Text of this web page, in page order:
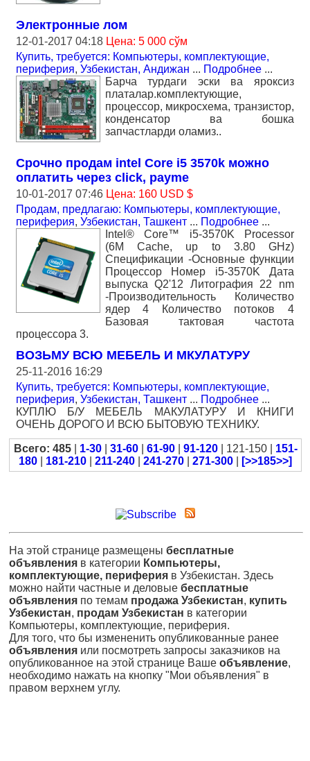
Электронные лом
12-01-2017 04:18 Цена: 5 000 сўм
Купить, требуется: Компьютеры, комплектующие,
периферия, Узбекистан, Андижан ... Подробнее ...
Барча турдаги эски ва яроксиз
платалар.комплектующие,
процессор, микросхема, транзистор,
конденсатор ва бошка
запчастларди оламиз..
Срочно продам intel Core i5 3570k можно
оплатить через click, payme
10-01-2017 07:46 Цена: 160 USD $
Продам, предлагаю: Компьютеры, комплектующие,
периферия, Узбекистан, Ташкент ... Подробнее ...
Intel® Core™ i5-3570K Processor
(6M Cache, up to 3.80 GHz)
Спецификации -Основные функции
Процессор Номер i5-3570K Дата
выпуска Q2'12 Литография 22 nm
-Производительность Количество
ядер 4 Количество потоков 4
Базовая тактовая частота
процессора 3.
ВОЗЬМУ ВСЮ МЕБЕЛЬ И МКУЛАТУРУ
25-11-2016 16:29
Купить, требуется: Компьютеры, комплектующие,
периферия, Узбекистан, Ташкент ... Подробнее ...
КУПЛЮ Б/У МЕБЕЛЬ МАКУЛАТУРУ И КНИГИ
ОЧЕНЬ ДОРОГО И ВСЮ БЫТОВУЮ ТЕХНИКУ.
Всего: 485| 1-30| 31-60| 61-90| 91-120| 121-150 | 151-
180
181-210 211-240 241-270 271-300 [>>185>>]
На этой странице размещены бесплатные
объявления в категории Компьютеры,
комплектующие, периферия в Узбекистан. Здесь
можно найти частные и деловые бесплатные
объявления по темам продажа Узбекистан, купить
Узбекистан, продам Узбекистан в категории
Компьютеры, комплектующие, периферия.
Для того, что бы измененить опубликованные ранее
объявления или посмотреть запросы заказчиков на
опубликованное на этой странице Ваше объявление,
необходимо нажать на кнопку "Мои объявления" в
правом верхнем углу.